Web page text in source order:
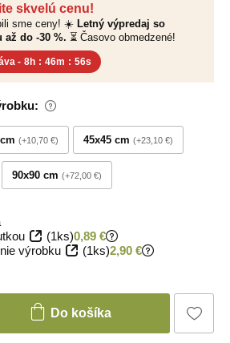
skvelú cenu!
sme ceny! ☀️ Letný výpredaj so
až do -30 %. ⏳ Časovo obmedzené!
- 8h : 46m : 55s
+10,70 € 45x45 cm +23,10 €
90x90 cm +72,00 €
(1ks)0,89 €
výrobku
(1ks)2,90 €
Do košíka